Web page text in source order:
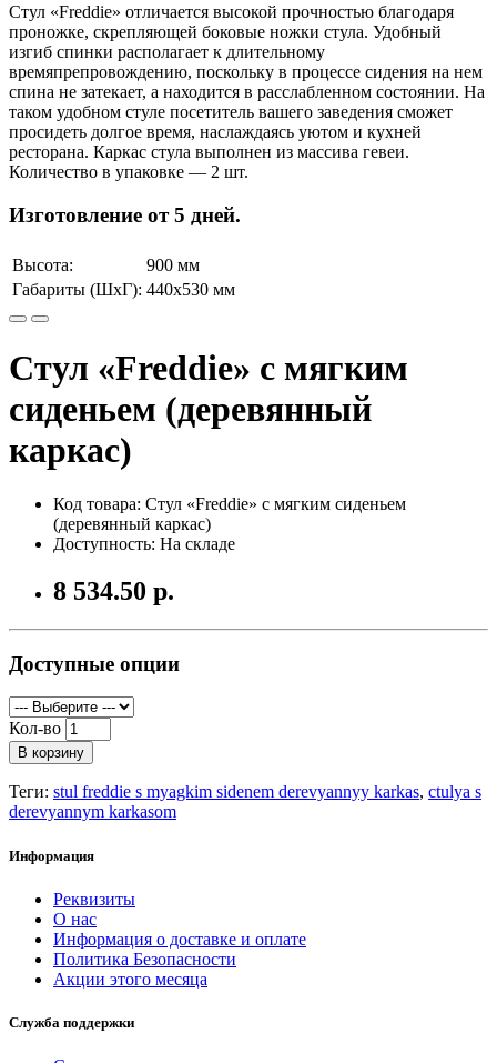
Стул «Freddie» отличается высокой прочностью благодаря
проножке, скрепляющей боковые ножки стула. Удобный
изгиб спинки располагает к длительному
времяпрепровождению, поскольку в процессе сидения на нем
спина не затекает, а находится в расслабленном состоянии. На
таком удобном стуле посетитель вашего заведения сможет
просидеть долгое время, наслаждаясь уютом и кухней
ресторана. Каркас стула выполнен из массива гевеи.
Количество в упаковке — 2 шт.
Изготовление от 5 дней.
Высота:
900 мм
Габариты (ШхГ): 440х530 мм
Стул «Freddie» с мягким
сиденьем (деревянный
каркас)
Код товара: Стул «Freddie» с мягким сиденьем
(деревянный каркас)
Доступность: На складе
8 534.50 р.
Доступные опции
Кол-во
В корзину
Теги: stul freddie s myagkim sidenem derevyannyy karkas, ctulya s
derevyannym karkasom
Информация
Реквизиты
О нас
Информация о доставке и оплате
Политика Безопасности
Акции этого месяца
Служба поддержки